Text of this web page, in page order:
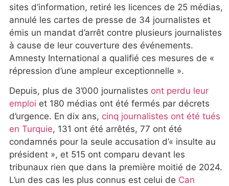
sites d’information, retiré les licences de 25 médias,
annulé les cartes de presse de 34 journalistes et
émis un mandat d’arrêt contre plusieurs journalistes
à cause de leur couverture des événements.
Amnesty International a qualifié ces mesures de «
répression d’une ampleur exceptionnelle ».
Depuis, plus de 3’000 journalistes ont perdu leur
emploi et 180 médias ont été fermés par décrets
d’urgence. En dix ans, cinq journalistes ont été tués
en Turquie, 131 ont été arrêtés, 77 ont été
condamnés pour la seule accusation d’« insulte au
président », et 515 ont comparu devant les
tribunaux rien que dans la première moitié de 2024.
L’un des cas les plus connus est celui de Can